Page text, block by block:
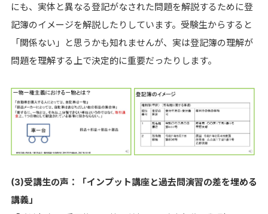
にも、実体と異なる登記がなされた問題を解説するために登
記簿のイメージを解説したりしています。受験生からすると
「関係ない」と思うかも知れませんが、実は登記簿の理解が
問題を理解する上で決定的に重要だったりします。
(3)受講生の声：「インプット講座と過去問演習の差を埋める
講義」